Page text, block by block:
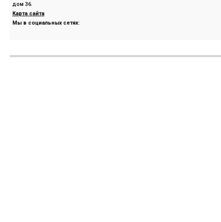
дом 36.
Карта сайта
Мы в социальных сетях: